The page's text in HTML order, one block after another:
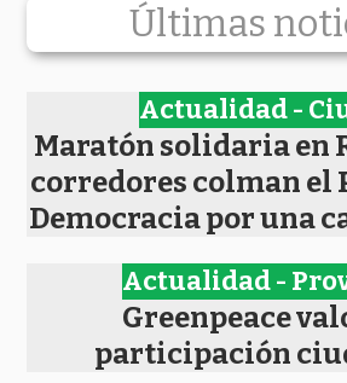
Últimas
Maratón solidaria en
corredores colman el
Democracia por una
Actualidad -
Greenpeace
participación
Actualidad -